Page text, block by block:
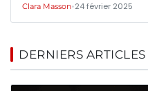
Clara Masson•24 février 2025
DERNIERS ARTICLES